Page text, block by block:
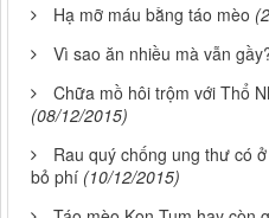
Hạ mỡ máu bằng táo mèo
Vì sao ăn nhiều mà vẫn
Chữa mồ hôi trộm với Thổ
(08/12/2015)
Rau quý chống ung thư có
bỏ phí (10/12/2015)